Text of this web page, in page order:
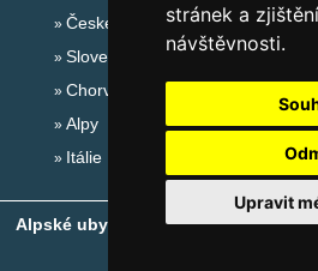
stránek a
návštěvnosti.
Upravit
České hory
Slovenské hory
Chorvatsko
Alpy
Itálie
Alpské ubytování, alpské turistické